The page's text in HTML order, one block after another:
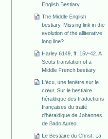
English Bestiary
The Middle English
bestiary. Missing link in the
evolution of the alliterative
long line?
Harley 6149, ff. 15v-42. A
Scots translation of a
Middle French bestiary
L'écu, une fenêtre sur le
cœur. Sur le bestiaire
héraldique des traductions
françaises du traité
d'héraldique de Johannes
de Bado Aureo
Le Bestiaire du Christ. La